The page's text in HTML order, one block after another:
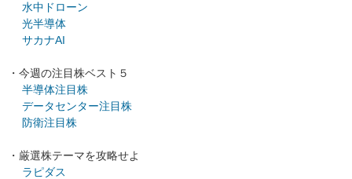
水中ドローン
光半導体
サカナAI
・今週の注目株ベスト５
半導体注目株
データセンター注目株
防衛注目株
・厳選株テーマを攻略せよ
ラピダス